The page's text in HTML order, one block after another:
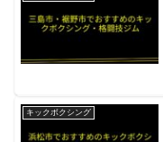
キックボクシング